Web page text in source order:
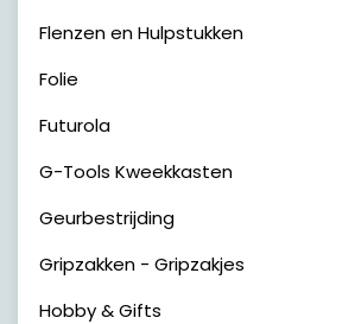
Flenzen en Hulpstukken
Folie
Futurola
G-Tools Kweekkasten
Geurbestrijding
Gripzakken - Gripzakjes
Hobby & Gifts